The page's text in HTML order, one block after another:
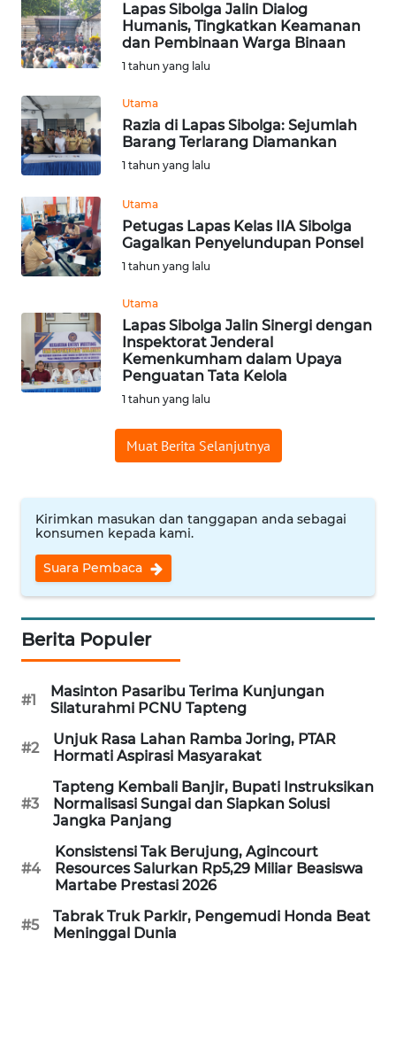
Lapas Sibolga Jalin Dialog
Humanis, Tingkatkan Keamanan
dan Pembinaan Warga Binaan
1 tahun yang lalu
Utama
Razia di Lapas Sibolga: Sejumlah
Barang Terlarang Diamankan
1 tahun yang lalu
Utama
Petugas Lapas Kelas IIA Sibolga
Gagalkan Penyelundupan Ponsel
1 tahun yang lalu
Utama
Lapas Sibolga Jalin Sinergi dengan
Inspektorat Jenderal
Kemenkumham dalam Upaya
Penguatan Tata Kelola
1 tahun yang lalu
Muat Berita Selanjutnya
Kirimkan masukan dan tanggapan anda sebagai
konsumen kepada kami.
Suara Pembaca
Berita Populer
#1
Masinton Pasaribu Terima Kunjungan
Silaturahmi PCNU Tapteng
#2
Unjuk Rasa Lahan Ramba Joring, PTAR
Hormati Aspirasi Masyarakat
#3
Tapteng Kembali Banjir, Bupati Instruksikan
Normalisasi Sungai dan Siapkan Solusi
Jangka Panjang
#4
Konsistensi Tak Berujung, Agincourt
Resources Salurkan Rp5,29 Miliar Beasiswa
Martabe Prestasi 2026
#5
Tabrak Truk Parkir, Pengemudi Honda Beat
Meninggal Dunia
WN
KEPULAUAN
SERIBU
WN
TANGERANG
WN
WN
CIREBON
INDRAMAYU
WN
KUNINGAN
WN
SUBANG
WN
SUKABUMI
WN
PURWAKARTA
WN
PRIANGAN
TIMUR
WN
SEMARANG
WN
SOLO
WN
BOROBUDUR